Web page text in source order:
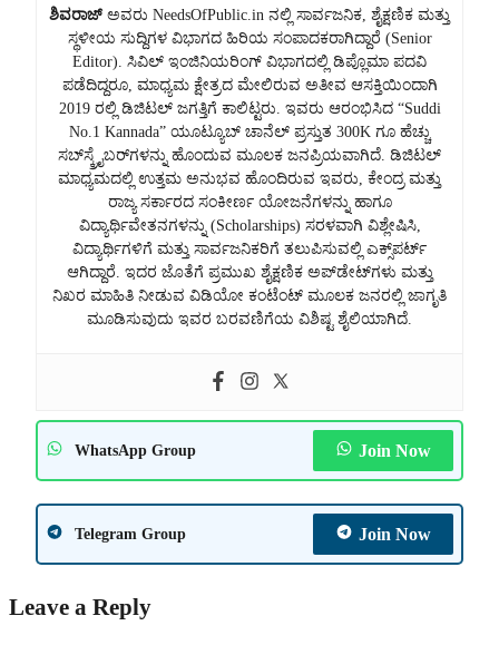
ಶಿವರಾಜ್ಅವರು NeedsOfPublic.in ನಲ್ಲಿ ಸಾರ್ವಜನಿಕ, ಶೈಕ್ಷಣಿಕ ಮತ್ತು
ಸ್ಥಳೀಯ ಸುದ್ದಿಗಳ ವಿಭಾಗದ ಹಿರಿಯ ಸಂಪಾದಕರಾಗಿದ್ದಾರೆ (Senior
Editor). ಸಿವಿಲ್ ಇಂಜಿನಿಯರಿಂಗ್ ವಿಭಾಗದಲ್ಲಿ ಡಿಪ್ಲೊಮಾ ಪದವಿ
ಪಡೆದಿದ್ದರೂ, ಮಾಧ್ಯಮ ಕ್ಷೇತ್ರದ ಮೇಲಿರುವ ಅತೀವ ಆಸಕ್ತಿಯಿಂದಾಗಿ
2019 ರಲ್ಲಿ ಡಿಜಿಟಲ್ ಜಗತ್ತಿಗೆ ಕಾಲಿಟ್ಟರು. ಇವರು ಆರಂಭಿಸಿದ “Suddi
No.1 Kannada” ಯೂಟ್ಯೂಬ್ ಚಾನೆಲ್ ಪ್ರಸ್ತುತ 300K ಗೂ ಹೆಚ್ಚು
ಸಬ್‌ಸ್ಕ್ರೈಬರ್‌ಗಳನ್ನು ಹೊಂದುವ ಮೂಲಕ ಜನಪ್ರಿಯವಾಗಿದೆ. ಡಿಜಿಟಲ್
ಮಾಧ್ಯಮದಲ್ಲಿ ಉತ್ತಮ ಅನುಭವ ಹೊಂದಿರುವ ಇವರು, ಕೇಂದ್ರ ಮತ್ತು
ರಾಜ್ಯ ಸರ್ಕಾರದ ಸಂಕೀರ್ಣ ಯೋಜನೆಗಳನ್ನು ಹಾಗೂ
ವಿದ್ಯಾರ್ಥಿವೇತನಗಳನ್ನು (Scholarships) ಸರಳವಾಗಿ ವಿಶ್ಲೇಷಿಸಿ,
ವಿದ್ಯಾರ್ಥಿಗಳಿಗೆ ಮತ್ತು ಸಾರ್ವಜನಿಕರಿಗೆ ತಲುಪಿಸುವಲ್ಲಿ ಎಕ್ಸ್‌ಪರ್ಟ್
ಆಗಿದ್ದಾರೆ. ಇದರ ಜೊತೆಗೆ ಪ್ರಮುಖ ಶೈಕ್ಷಣಿಕ ಅಪ್‌ಡೇಟ್‌ಗಳು ಮತ್ತು
ನಿಖರ ಮಾಹಿತಿ ನೀಡುವ ವಿಡಿಯೋ ಕಂಟೆಂಟ್ ಮೂಲಕ ಜನರಲ್ಲಿ ಜಾಗೃತಿ
ಮೂಡಿಸುವುದು ಇವರ ಬರವಣಿಗೆಯ ವಿಶಿಷ್ಟ ಶೈಲಿಯಾಗಿದೆ.
WhatsApp Group Join Now
Telegram Group Join Now
Leave a Reply